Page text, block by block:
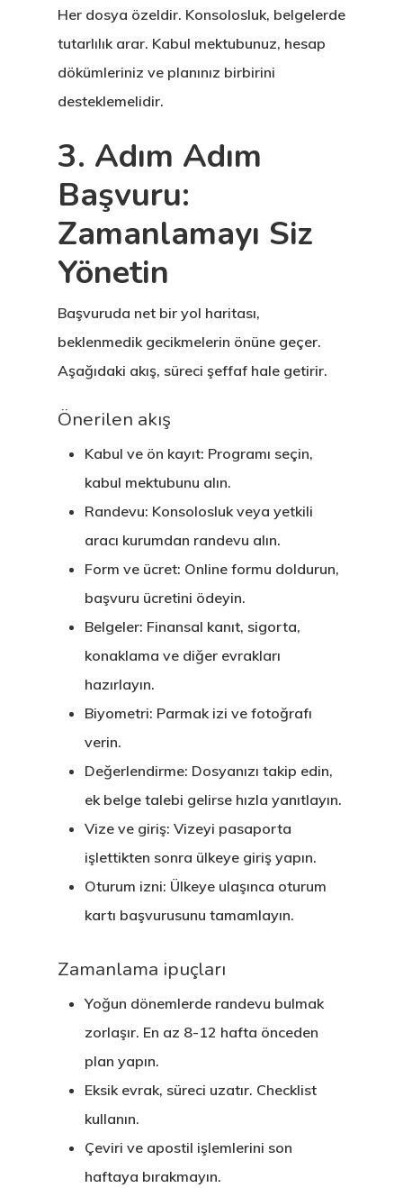
Her dosya özeldir. Konsolosluk, belgelerde
tutarlılık arar. Kabul mektubunuz, hesap
dökümleriniz ve planınız birbirini
desteklemelidir.
3. Adım Adım
Başvuru:
Zamanlamayı Siz
Yönetin
Başvuruda net bir yol haritası,
beklenmedik gecikmelerin önüne geçer.
Aşağıdaki akış, süreci şeffaf hale getirir.
Önerilen akış
Kabul ve ön kayıt: Programı seçin,
kabul mektubunu alın.
Randevu: Konsolosluk veya yetkili
aracı kurumdan randevu alın.
Form ve ücret: Online formu doldurun,
başvuru ücretini ödeyin.
Belgeler: Finansal kanıt, sigorta,
konaklama ve diğer evrakları
hazırlayın.
Biyometri: Parmak izi ve fotoğrafı
verin.
Değerlendirme: Dosyanızı takip edin,
ek belge talebi gelirse hızla yanıtlayın.
Vize ve giriş: Vizeyi pasaporta
işlettikten sonra ülkeye giriş yapın.
Oturum izni: Ülkeye ulaşınca oturum
kartı başvurusunu tamamlayın.
Zamanlama ipuçları
Yoğun dönemlerde randevu bulmak
zorlaşır. En az 8-12 hafta önceden
plan yapın.
Eksik evrak, süreci uzatır. Checklist
kullanın.
Çeviri ve apostil işlemlerini son
haftaya bırakmayın.